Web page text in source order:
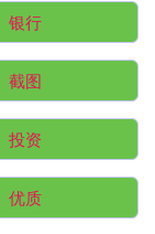
银行
截图
投资
优质